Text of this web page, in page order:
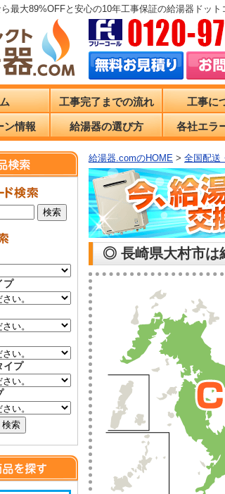
最大89%OFFと安心の10年工事保証の給湯器ドット
工事完了までの流れ 工事に
ン情報 給湯器の選び方 各社エラ
給湯器.comのHOME > 全国配送
◎ 長崎県大村市は
プ
イプ